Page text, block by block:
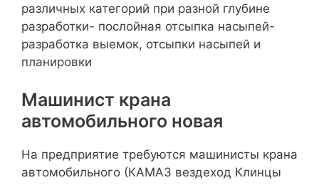
различных категорий при разной глубине
разработки- послойная отсыпка насыпей-
разработка выемок, отсыпки насыпей и
планировки
Машинист крана
автомобильного новая
На предприятие требуются машинисты крана
автомобильного (КАМАЗ вездеход Клинцы